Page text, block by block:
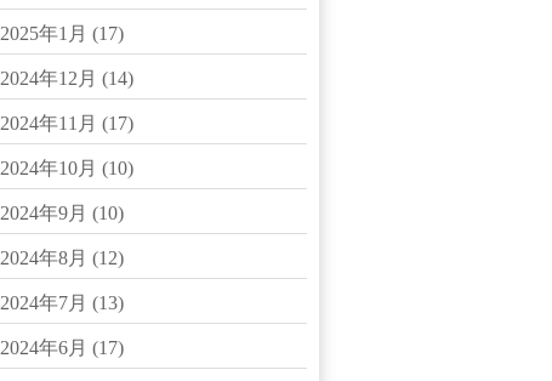
2025年1月 (17)
2024年12月 (14)
2024年11月 (17)
2024年10月 (10)
2024年9月 (10)
2024年8月 (12)
2024年7月 (13)
2024年6月 (17)